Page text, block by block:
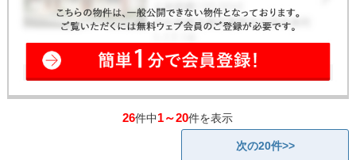
26件中1～20件を表示
次の20件>>